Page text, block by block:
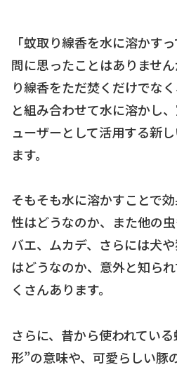
「蚊取り線香を水に溶かす
問に思ったことはありませ
り線香をただ焚くだけでな
と組み合わせて水に溶かし
ューザーとして活用する新
ます。
そもそも水に溶かすことで
性はどうなのか、また他の虫
バエ、ムカデ、さらには犬
はどうなのか、意外と知ら
くさんあります。
さらに、昔から使われてい
形”の意味や、可愛らしい豚